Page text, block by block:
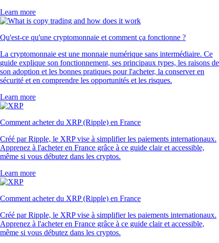
Learn more
Qu'est-ce qu'une cryptomonnaie et comment ça fonctionne ?
La cryptomonnaie est une monnaie numérique sans intermédiaire. Ce
guide explique son fonctionnement, ses principaux types, les raisons de
son adoption et les bonnes pratiques pour l'acheter, la conserver en
sécurité et en comprendre les opportunités et les risques.
Learn more
Comment acheter du XRP (Ripple) en France
Créé par Ripple, le XRP vise à simplifier les paiements internationaux.
Apprenez à l'acheter en France grâce à ce guide clair et accessible,
même si vous débutez dans les cryptos.
Learn more
Comment acheter du XRP (Ripple) en France
Créé par Ripple, le XRP vise à simplifier les paiements internationaux.
Apprenez à l'acheter en France grâce à ce guide clair et accessible,
même si vous débutez dans les cryptos.